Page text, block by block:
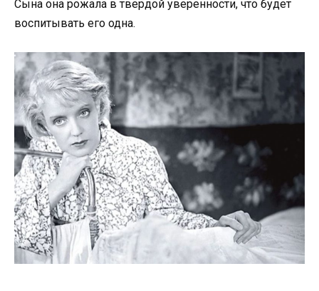
Сына она рожала в твердой уверенности, что будет
воспитывать его одна.